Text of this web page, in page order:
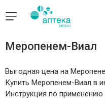
Меропенем-Виал
Выгодная цена на
Купить Меропенем-Виал в
Инструкция по